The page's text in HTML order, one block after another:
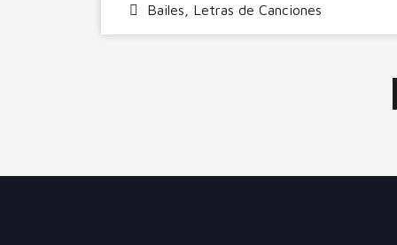
Bailes
Letras de Canciones